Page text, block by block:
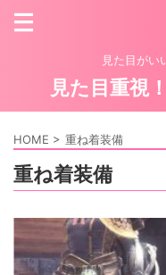
見た目がい
見た目重視
HOME > 重ね着装備
重ね着装備